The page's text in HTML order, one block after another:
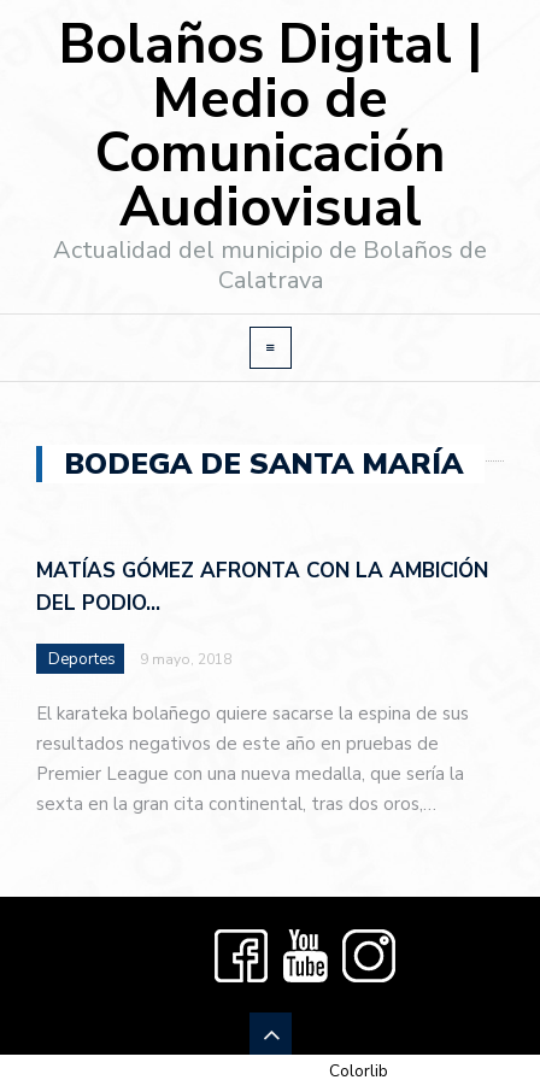
Bolaños Digital |
Medio de
Comunicación
Audiovisual
Actualidad del municipio de Bolaños de
Calatrava
BODEGA DE SANTA MARÍA
MATÍAS GÓMEZ AFRONTA CON LA AMBICIÓN
DEL PODIO…
Deportes 9 mayo, 2018
El karateka bolañego quiere sacarse la espina de sus
resultados negativos de este año en pruebas de
Premier League con una nueva medalla, que sería la
sexta en la gran cita continental, tras dos oros,…
Colorlib